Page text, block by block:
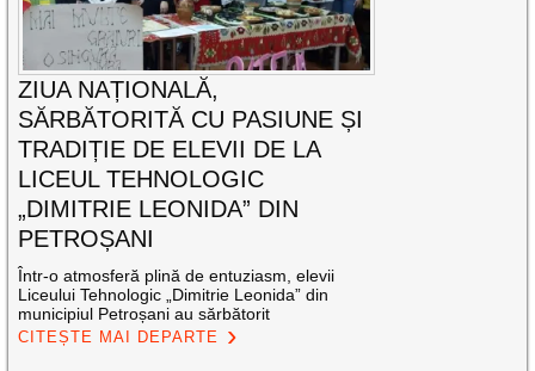
ZIUA NAȚIONALĂ,
SĂRBĂTORITĂ CU PASIUNE ȘI
TRADIȚIE DE ELEVII DE LA
LICEUL TEHNOLOGIC
„DIMITRIE LEONIDA” DIN
PETROȘANI
Într-o atmosferă plină de entuziasm, elevii
Liceului Tehnologic „Dimitrie Leonida” din
municipiul Petroșani au sărbătorit
CITEȘTE MAI DEPARTE